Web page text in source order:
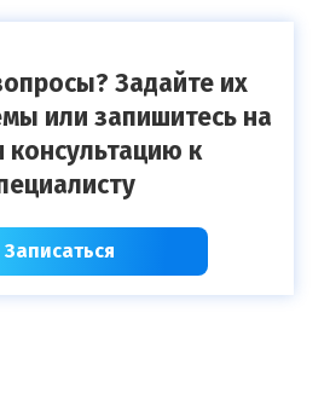
Задайте их
или запишитесь на
консультацию к
Записаться